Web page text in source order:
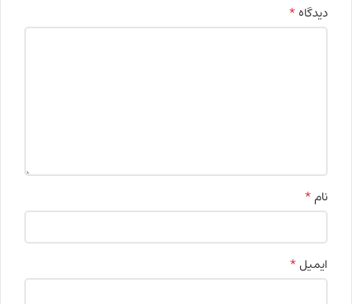
دیدگاه*
نام*
ایمیل*